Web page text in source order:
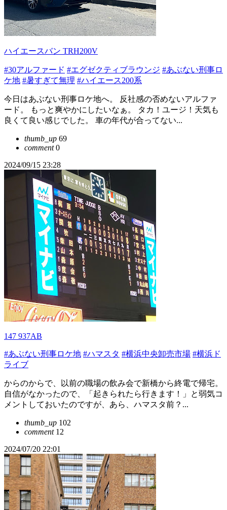
ハイエースバン TRH200V
#30アルファード #エグゼクティブラウンジ #あぶない刑事ロ
ケ地 #暑すぎて無理 #ハイエース200系
今日はあぶない刑事ロケ地へ。 反社感の否めないアルファ
ード。 もっと爽やかにしたいなぁ。 タカ！ユージ！天気も
良くて良い感じでした。 車の年代が合ってない...
thumb_up 69
comment0
2024/09/15 23:28
147 937AB
#あぶない刑事ロケ地 #ハマスタ #横浜中央卸売市場 #横浜ド
ライブ
からのからで、以前の職場の飲み会で新橋から終電で帰宅。
自信がなかったので、「起きられたら行きます！」と弱気コ
メントしておいたのですが、あら、ハマスタ前？...
thumb_up 102
comment12
2024/07/20 22:01